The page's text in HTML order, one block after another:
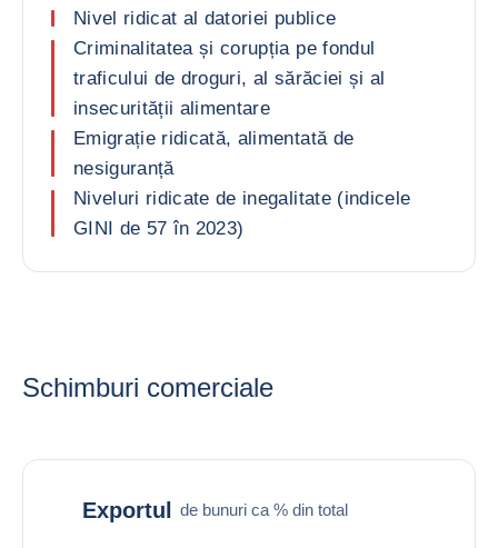
Nivel ridicat al datoriei publice
Criminalitatea și corupția pe fondul
traficului de droguri, al sărăciei și al
insecurității alimentare
Emigrație ridicată, alimentată de
nesiguranță
Niveluri ridicate de inegalitate (indicele
GINI de 57 în 2023)
Schimburi comerciale
Exportul de bunuri ca % din total